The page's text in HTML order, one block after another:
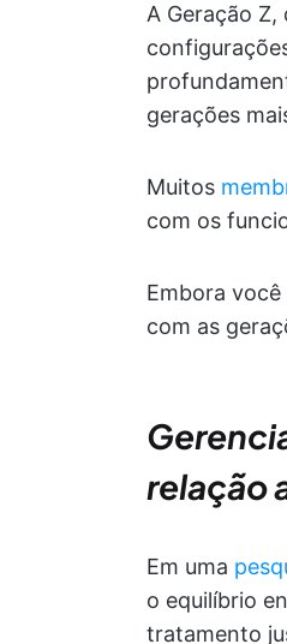
A Geração
gerações
Muitos
com os
Embora
com as
relação
Em uma
o equilíbrio
tratamento